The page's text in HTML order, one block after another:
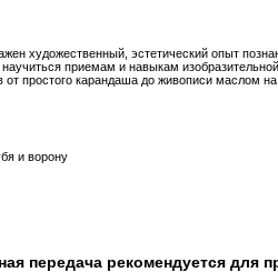
художественный, эстетический опыт
приемам и навыкам
простого карандаша до живописи маслом на
и ворону
передача рекомендуется для